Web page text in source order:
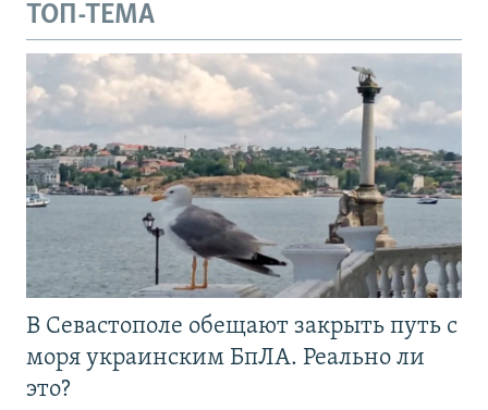
ТОП-ТЕМА
В Севастополе обещают закрыть путь с
моря украинским БпЛА. Реально ли
это?